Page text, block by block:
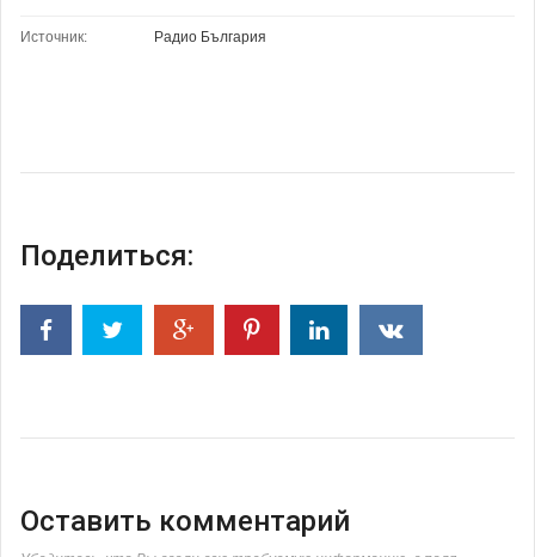
Источник: Радио България
Поделиться:
Оставить комментарий